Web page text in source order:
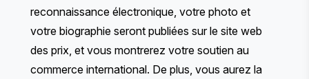
reconnaissance électronique, votre photo et
votre biographie seront publiées sur le site web
des prix, et vous montrerez votre soutien au
commerce international. De plus, vous aurez la